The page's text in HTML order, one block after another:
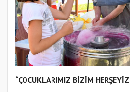
“ÇOCUKLARIMIZ BİZİM